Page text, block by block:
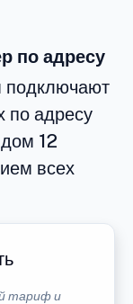
по адресу
подключают
по адресу
12
всех
тариф и